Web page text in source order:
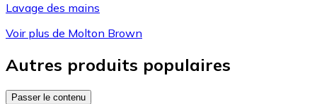
Lavage des mains
Voir plus de Molton Brown
Autres produits populaires
Passer le contenu